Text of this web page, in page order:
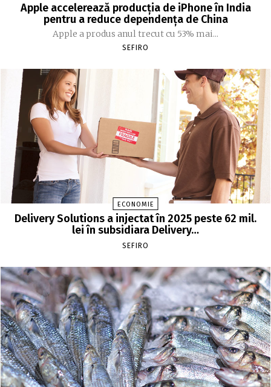
Apple accelerează producția de iPhone în India
pentru a reduce dependența de China
Apple a produs anul trecut cu 53% mai...
SEFIRO
ECONOMIE
Delivery Solutions a injectat în 2025 peste 62 mil.
lei în subsidiara Delivery…
SEFIRO